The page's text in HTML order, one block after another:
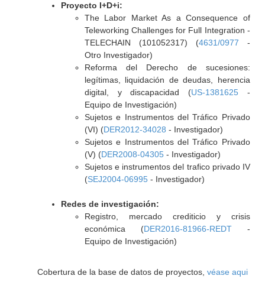
Proyecto I+D+i:
The Labor Market As a Consequence of
Teleworking Challenges for Full Integration -
TELECHAIN (101052317) (4631/0977 -
Otro Investigador)
Reforma del Derecho de sucesiones:
legítimas, liquidación de deudas, herencia
digital, y discapacidad (US-1381625 -
Equipo de Investigación)
Sujetos e Instrumentos del Tráfico Privado
(VI) (DER2012-34028 - Investigador)
Sujetos e Instrumentos del Tráfico Privado
(V) (DER2008-04305- Investigador)
Sujetos e instrumentos del trafico privado IV
(SEJ2004-06995- Investigador)
Redes de investigación:
Registro, mercado crediticio y crisis
económica (DER2016-81966-REDT-
Equipo de Investigación)
Cobertura de la base de datos de proyectos, véase aqui